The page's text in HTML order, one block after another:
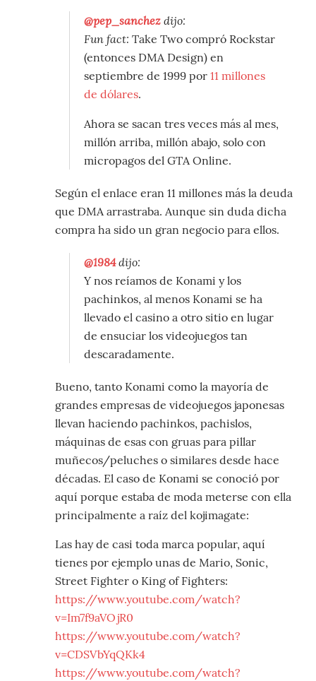
@pep_sanchezdijo:
Fun fact: Take Two compró Rockstar
(entonces DMA Design) en
septiembre de 1999 por 11 millones
de dólares.
Ahora se sacan tres veces más al mes,
millón arriba, millón abajo, solo con
micropagos del GTA Online.
Según el enlace eran 11 millones más la deuda
que DMA arrastraba. Aunque sin duda dicha
compra ha sido un gran negocio para ellos.
@1984dijo:
Y nos reíamos de Konami y los
pachinkos, al menos Konami se ha
llevado el casino a otro sitio en lugar
de ensuciar los videojuegos tan
descaradamente.
Bueno, tanto Konami como la mayoría de
grandes empresas de videojuegos japonesas
llevan haciendo pachinkos, pachislos,
máquinas de esas con gruas para pillar
muñecos/peluches o similares desde hace
décadas. El caso de Konami se conoció por
aquí porque estaba de moda meterse con ella
principalmente a raíz del kojimagate:
Las hay de casi toda marca popular, aquí
tienes por ejemplo unas de Mario, Sonic,
Street Fighter o King of Fighters:
https://www.youtube.com/watch?
v=Im7f9aVOjR0
https://www.youtube.com/watch?
v=CDSVbYqQKk4
https://www.youtube.com/watch?